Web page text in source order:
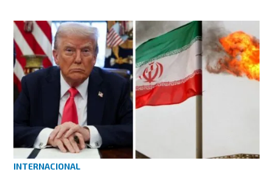
INTERNACIONAL